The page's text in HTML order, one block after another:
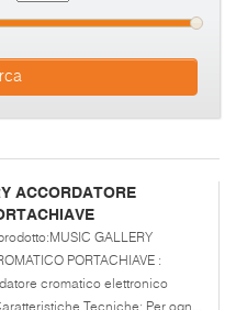
ACCORDATORE
GALLERY
PORTACHIAVE :
cromatico elettronico